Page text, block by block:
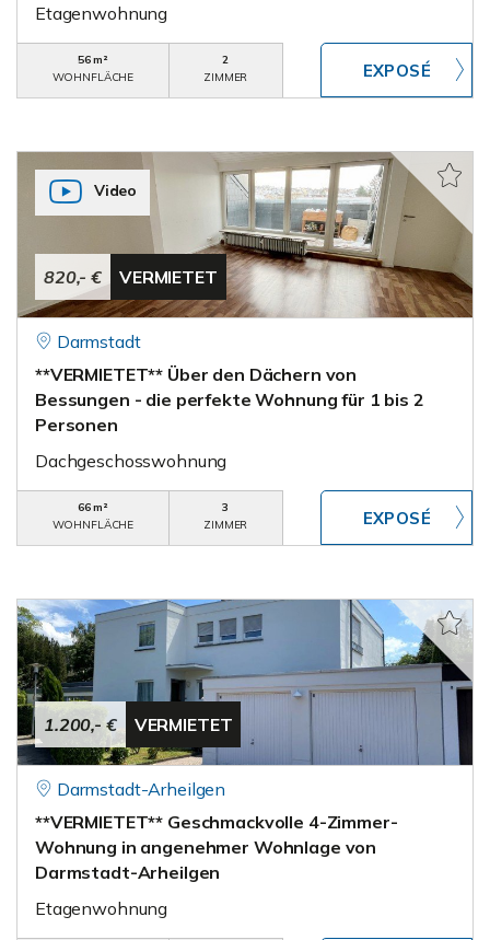
Etagenwohnung
56 m²
WOHNFLÄCHE
2
ZIMMER
820,- € VERMIETET
Video
Darmstadt
**VERMIETET** Über den Dächern von
Bessungen - die perfekte Wohnung für 1 bis 2
Personen
Dachgeschosswohnung
66 m²
WOHNFLÄCHE
3
ZIMMER
1.200,- € VERMIETET
Darmstadt-Arheilgen
**VERMIETET** Geschmackvolle 4-Zimmer-
Wohnung in angenehmer Wohnlage von
Darmstadt-Arheilgen
Etagenwohnung